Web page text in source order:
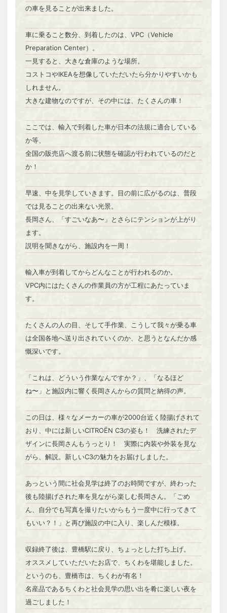
の車を見ることが出来ました。
車に乗ること数分、到着したのは、VPC（Vehicle
Preparation Center）。
一見すると、大きな倉庫のような場所。
コストコやIKEAを想像していただいたら分かりやすいかも
しれません。
大きな建物なのですが、その中には、たくさんの車！
ここでは、輸入で到着した車が日本の法規に適合している
か等、
全国の販売店へ渡る前に状態を確認が行われているのだと
か！
早速、中を見学していきます。目の前に広がるのは、普段
では見ることの出来ない光景。
長岡さん、「すごいなあ〜」とさらにテンションが上がり
ます。
説明を聞きながら、施設内を一周！
輸入車が到着してからどんなことが行われるのか。
VPC内にはたくさんの作業員の方が工程にあたっていま
す。
たくさんの人の目、そして手作業、こうして我々が乗る車
は全国各地へ送り出されていくのか、と思うとなんだか感
慨深いです。
「これは、どういう作業なんですか？」、「なるほど
ね〜」と施設内に響く長岡さんからの質問と納得の声。
この日は、様々なメーカーの車が2000台近く陸揚げされて
おり、中には新しいCITROËN C3の姿も！ 洗練されたデ
ザインに長岡さんもうっとり！ 実際に内装や外装を見な
がら、解説。新しいC3の魅力をお届けしました。
あっという間に社会見学は終了のお時間ですが、終わった
後も陸揚げされた車を見ながら楽しむ長岡さん。「ごめ
ん、自分でも写真を撮りたいからもう一度中に行ってきて
もいい？！」と再び施設の中に入り、楽しんだ模様。
収録終了後は、豊橋駅に戻り、ちょっとした打ち上げ。
オススメしていただいたお店で、ちくわを堪能しました。
というのも、豊橋市は、ちくわが有名！
名産品であるちくわと社会見学の思い出を肴に楽しい夜を
過ごしました！